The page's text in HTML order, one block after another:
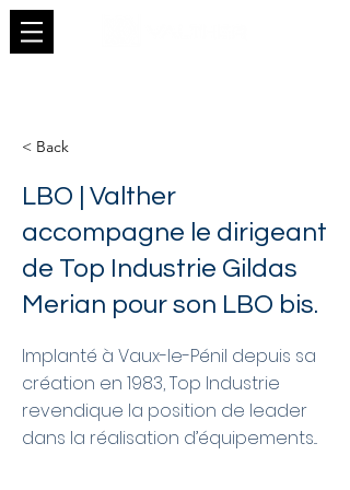
< Back
LBO | Valther
accompagne le dirigeant
de Top Industrie Gildas
Merian pour son LBO bis.
Implanté à Vaux-le-Pénil depuis sa
création en 1983, Top Industrie
revendique la position de leader
dans la réalisation d’équipements...